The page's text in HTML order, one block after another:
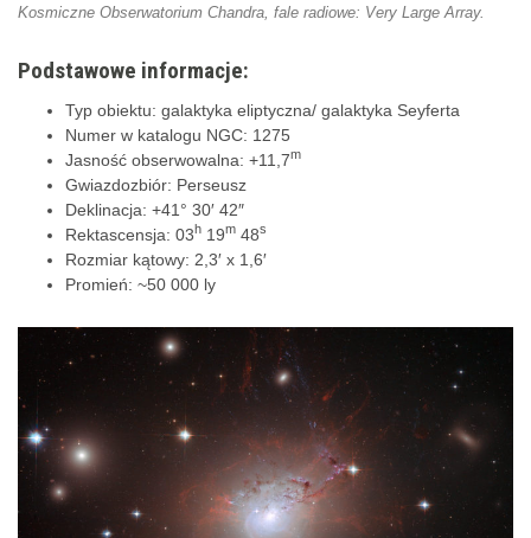
Kosmiczne Obserwatorium Chandra, fale radiowe: Very Large Array.
Podstawowe informacje:
Typ obiektu: galaktyka eliptyczna/ galaktyka Seyferta
Numer w katalogu NGC: 1275
Jasność obserwowalna: +11,7m
Gwiazdozbiór: Perseusz
Deklinacja: +41° 30′ 42″
Rektascensja: 03h 19m 48s
Rozmiar kątowy: 2,3′ x 1,6′
Promień: ~50 000 ly